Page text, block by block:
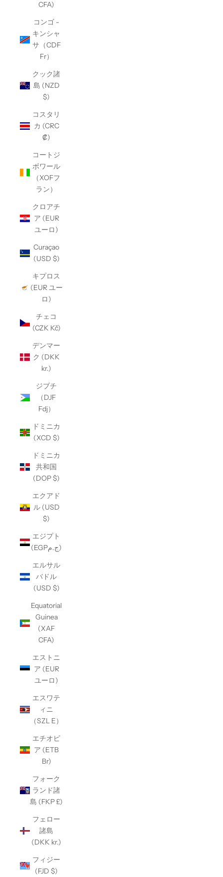
CFA)
コンゴ -
キンシャ
サ（CDF
Fr）
クック諸
島 (NZD
$)
コスタリ
カ (CRC
₡)
コートジ
ボワール
（XOFフ
ラン）
クロアチ
ア (EUR
ユーロ)
Curaçao
(USD $)
キプロス
(EUR ユー
ロ)
チェコ
(CZK Kč)
デンマー
ク (DKK
kr.)
ジブチ
（DJF
Fdj）
ドミニカ
(XCD $)
ドミニカ
共和国
(DOP $)
エクアド
ル (USD
$)
エジプト
(EGPج.م)
エルサル
バドル
(USD $)
Equatorial
Guinea
(XAF
CFA)
エストニ
ア (EUR
ユーロ)
エスワテ
ィニ
（SZL E）
エチオピ
ア (ETB
Br)
フォーク
ランド諸
島 (FKP £)
フェロー
諸島
(DKK kr.)
フィジー
(FJD $)